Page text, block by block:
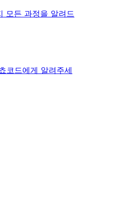
모든 과정을 알려드
코드에게 알려주세